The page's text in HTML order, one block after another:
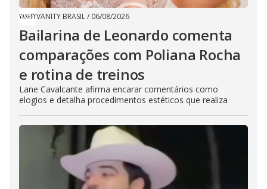
VANITY BRASIL/ 06/08/2026
Bailarina de Leonardo comenta
comparações com Poliana Rocha
e rotina de treinos
Lane Cavalcante afirma encarar comentários como
elogios e detalha procedimentos estéticos que realiza